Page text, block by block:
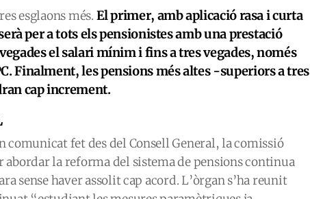
esglaons més. El primer, amb aplicació rasa i curta
per a tots els pensionistes amb una prestació
el salari mínim i fins a tres vegades, només
Finalment, les pensions més altes -superiors a tres
cap increment.
comunicat fet des del Consell General, la comissió
abordar la reforma del sistema de pensions continua
sense haver assolit cap acord. L’òrgan s’ha reunit